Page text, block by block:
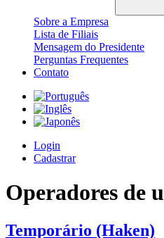
Sobre a Empresa
Lista de Filiais
Mensagem do Presidente
Perguntas Frequentes
Contato
Login
Cadastrar
Operadores de
Temporário (Haken)